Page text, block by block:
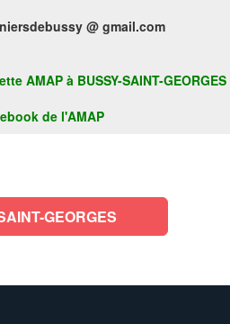
@ gmail.com
AMAP à BUSSY-SAINT-GEORGES
de l'AMAP
GEORGES